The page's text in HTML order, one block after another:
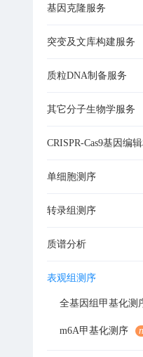
基因克隆服务
突变及文库构建服务
质粒DNA制备服务
其它分子生物学服务
CRISPR-Cas9基因编
单细胞测序
转录组测序
质谱分析
表观组测序
全基因组甲基化测
m6A甲基化测序